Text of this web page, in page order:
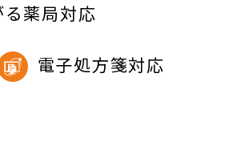
薬局対応
電子処方箋対応